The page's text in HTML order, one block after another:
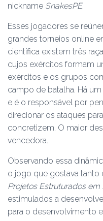
nickname SnakesPE.
Esses jogadores se
grandes torneios online
científica existem três
cujos exércitos formam
exércitos e os grupos
campo de batalha. Há
e é o responsável por
direcionar os ataques
concretizem. O maior
vencedora.
Observando essa
o jogo que gostava tanto
Projetos Estruturados em
estimulados a
para o desenvolvimento